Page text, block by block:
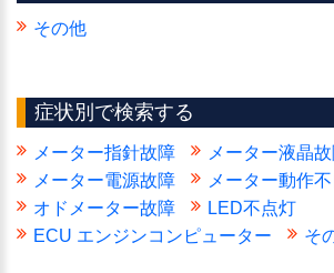
その他
症状別で検索する
メーター指針故障
メーター液晶
メーター電源故障
メーター動作不
オドメーター故障
LED不点灯
ECU エンジンコンピューター
そ